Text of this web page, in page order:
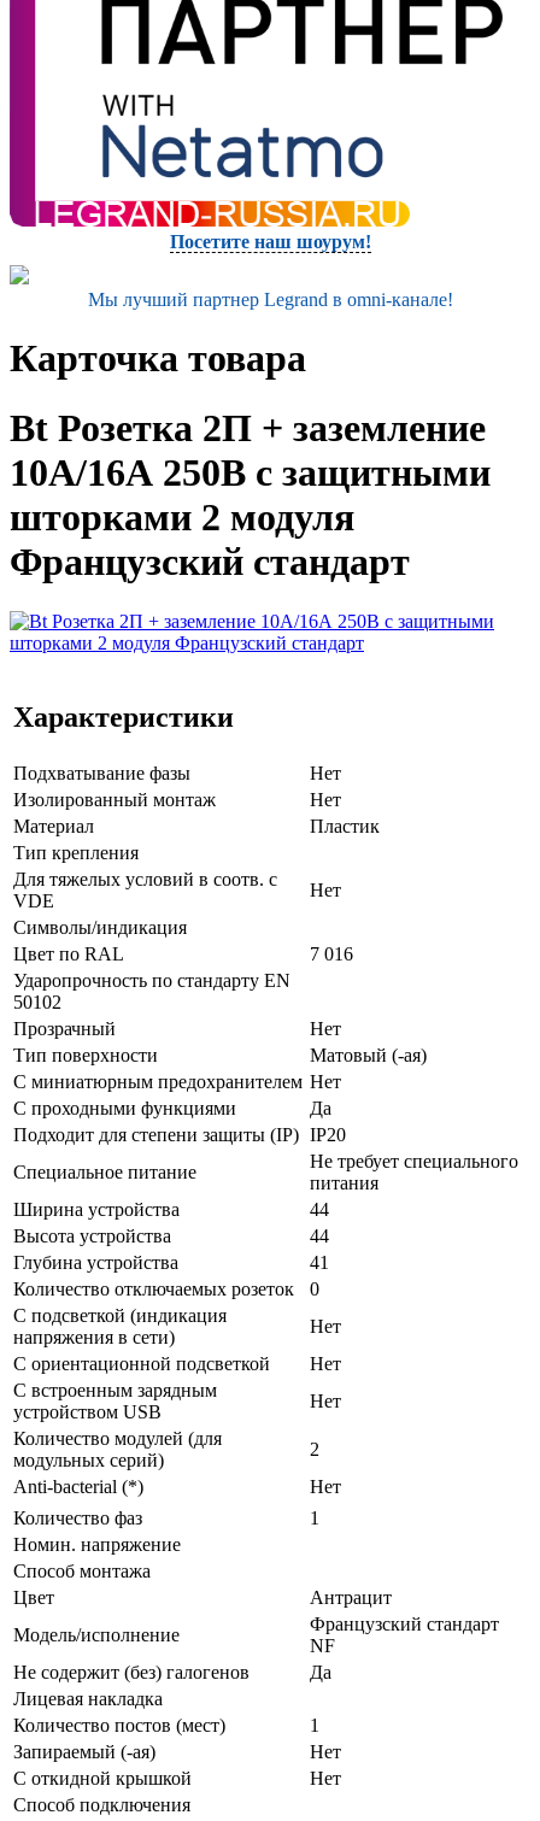
Посетите наш шоурум!
Мы лучший партнер Legrand в omni-канале!
Карточка товара
Bt Розетка 2П + заземление
10А/16А 250В с защитными
шторками 2 модуля
Французский стандарт
Характеристики
Подхватывание фазы
Нет
Изолированный монтаж
Нет
Материал
Пластик
Тип крепления
Для тяжелых условий в соотв. с
VDE
Нет
Символы/индикация
Цвет по RAL
7 016
Ударопрочность по стандарту EN
50102
Прозрачный
Нет
Тип поверхности
Матовый (-ая)
С миниатюрным предохранителем Нет
С проходными функциями
Да
Подходит для степени защиты (IP) IP20
Специальное питание
Не требует специального
питания
Ширина устройства
44
Высота устройства
44
Глубина устройства
41
Количество отключаемых розеток
0
С подсветкой (индикация
напряжения в сети)
Нет
С ориентационной подсветкой
Нет
С встроенным зарядным
устройством USB
Нет
Количество модулей (для
модульных серий)
2
Anti-bacterial (*)
Нет
Количество фаз
1
Номин. напряжение
Способ монтажа
Цвет
Антрацит
Модель/исполнение
Французский стандарт
NF
Не содержит (без) галогенов
Да
Лицевая накладка
Количество постов (мест)
1
Запираемый (-ая)
Нет
С откидной крышкой
Нет
Способ подключения